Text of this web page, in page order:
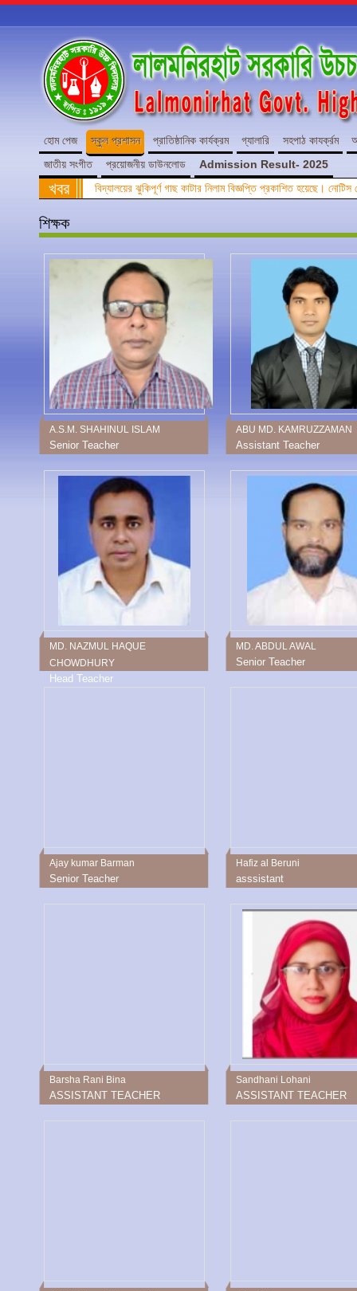
হোম পেজ স্কুল প্রশাসন প্রাতিষ্ঠানিক কার্যক্রম গ্যালারি সহপাঠ কাযর্ক্রম
জাতীয় সংগীত
প্রয়োজনীয় ডাউনলোড Admission Result- 2025
খবর বিদ্যালয়ের ঝুকিপূর্ণ গাছ কাটার নিলাম বিজ্ঞপ্তি প্রকাশিত হয়েছে।
শিক্ষক
A.S.M. SHAHINUL ISLAM
Senior Teacher
ABU MD. KAMRUZZAMAN
Assistant Teacher
MD. NAZMUL HAQUE
CHOWDHURY
Head Teacher
MD. ABDUL AWAL
Senior Teacher
Ajay kumar Barman
Senior Teacher
Hafiz al Beruni
asssistant
Barsha Rani Bina
ASSISTANT TEACHER
Sandhani Lohani
ASSISTANT TEACHER